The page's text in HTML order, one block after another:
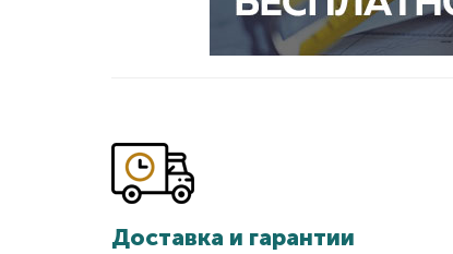
Доставка и гарантии